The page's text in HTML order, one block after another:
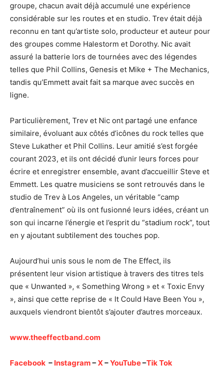
groupe, chacun avait déjà accumulé une expérience
considérable sur les routes et en studio. Trev était déjà
reconnu en tant qu’artiste solo, producteur et auteur pour
des groupes comme Halestorm et Dorothy. Nic avait
assuré la batterie lors de tournées avec des légendes
telles que Phil Collins, Genesis et Mike + The Mechanics,
tandis qu’Emmett avait fait sa marque avec succès en
ligne.
Particulièrement, Trev et Nic ont partagé une enfance
similaire, évoluant aux côtés d’icônes du rock telles que
Steve Lukather et Phil Collins. Leur amitié s’est forgée
courant 2023, et ils ont décidé d’unir leurs forces pour
écrire et enregistrer ensemble, avant d’accueillir Steve et
Emmett. Les quatre musiciens se sont retrouvés dans le
studio de Trev à Los Angeles, un véritable “camp
d’entraînement” où ils ont fusionné leurs idées, créant un
son qui incarne l’énergie et l’esprit du “stadium rock”, tout
en y ajoutant subtilement des touches pop.
Aujourd’hui unis sous le nom de The Effect, ils
présentent leur vision artistique à travers des titres tels
que « Unwanted », « Something Wrong » et « Toxic Envy
», ainsi que cette reprise de « It Could Have Been You »,
auxquels viendront bientôt s’ajouter d’autres morceaux.
www.theeffectband.com
Facebook – Instagram –X –YouTube–Tik Tok